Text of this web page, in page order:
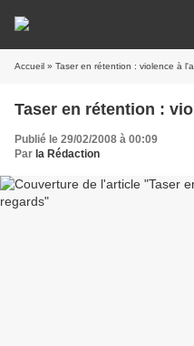
Accueil » Taser en rétention : violence à
Taser en rétention :
Publié le 29/02/2008 à 00:09
Par la Rédaction